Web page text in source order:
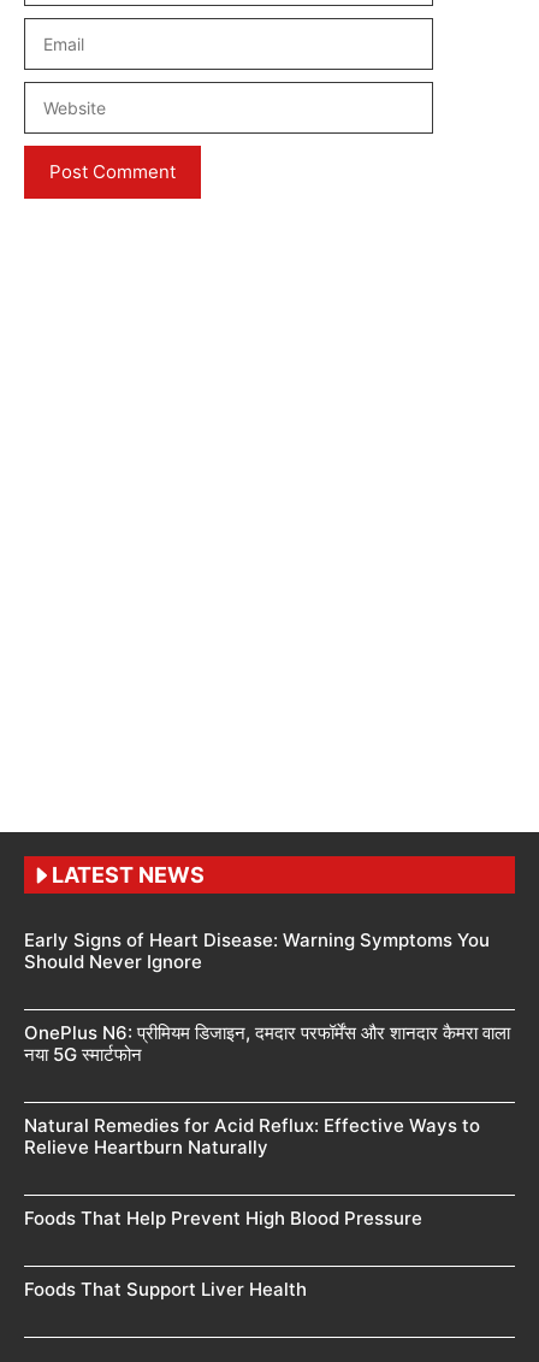
LATEST NEWS
Early Signs of Heart Disease: Warning Symptoms You
Should Never Ignore
OnePlus N6: प्रीमियम डिजाइन, दमदार परफॉर्मेंस और शानदार कैमरा वाला
नया 5G स्मार्टफोन
Natural Remedies for Acid Reflux: Effective Ways to
Relieve Heartburn Naturally
Foods That Help Prevent High Blood Pressure
Foods That Support Liver Health